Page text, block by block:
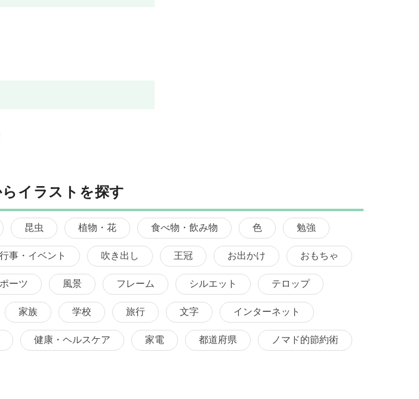
イラストを探す
昆虫 植物・花 食べ物・飲み物 色 勉強
行事・イベント 吹き出し 王冠 お出かけ おもちゃ
ーツ 風景 フレーム シルエット テロップ
家族 学校 旅行 文字 インターネット
健康・ヘルスケア 家電 都道府県 ノマド的節約術